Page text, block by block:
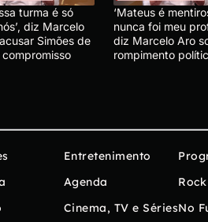
turma é só
diz Marcelo
Simões de
‘Mateus é
nunca foi meu
diz Marcelo Aro
rompimento
Entretenimento
Agenda
Cinema, TV e SériesNo